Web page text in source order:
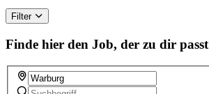
Filter
Finde hier den Job, der zu dir passt